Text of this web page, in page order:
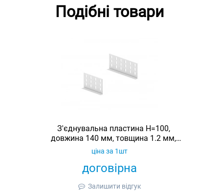
Подібні товари
З'єднувальна пластина H=100,
довжина 140 мм, товщина 1.2 мм,
оцинкована, Ardic
договірна
ціна за 1шт
Залишити відгук